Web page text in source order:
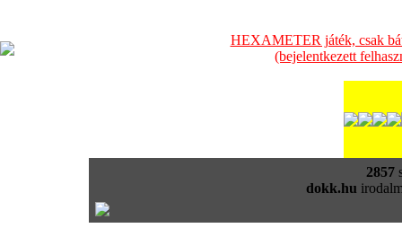
HEXAMETER játék, csak
(bejelentkezett
2857
dokk.hu